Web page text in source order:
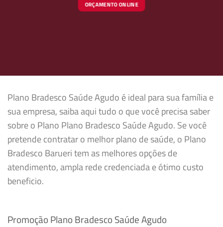
ORÇAMENTO ONLINE
Plano Bradesco Saúde Agudo é ideal para sua família e
sua empresa, saiba aqui tudo o que você precisa saber
sobre o Plano Plano Bradesco Saúde Agudo. Se você
pretende contratar o melhor plano de saúde, o Plano
Bradesco Barueri tem as melhores opções de
atendimento, ampla rede credenciada e ótimo custo
beneficio.
Promoção Plano Bradesco Saúde Agudo